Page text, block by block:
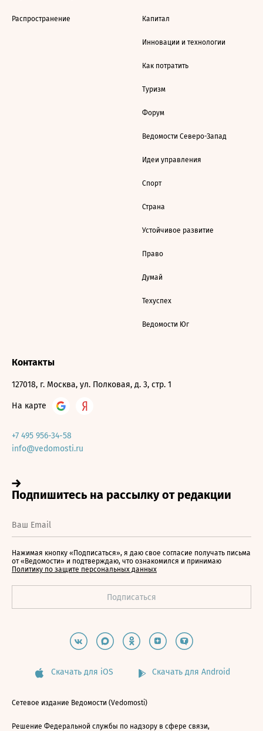
Распространение Капитал
Инновации и технологии
Как потратить
Туризм
Форум
Ведомости Северо-Запад
Идеи управления
Спорт
Страна
Устойчивое развитие
Право
Думай
Техуспех
Ведомости Юг
Контакты
127018, г. Москва, ул. Полковая, д. 3, стр. 1
На карте
+7 495 956-34-58
info@vedomosti.ru
Нажимая кнопку «Подписаться», я даю свое согласие получать письма
от «Ведомости» и подтверждаю, что ознакомился и принимаю
Политику по защите персональных данных
Скачать для iOS Скачать для Android
Сетевое издание Ведомости (Vedomosti)
Решение Федеральной службы по надзору в сфере связи,